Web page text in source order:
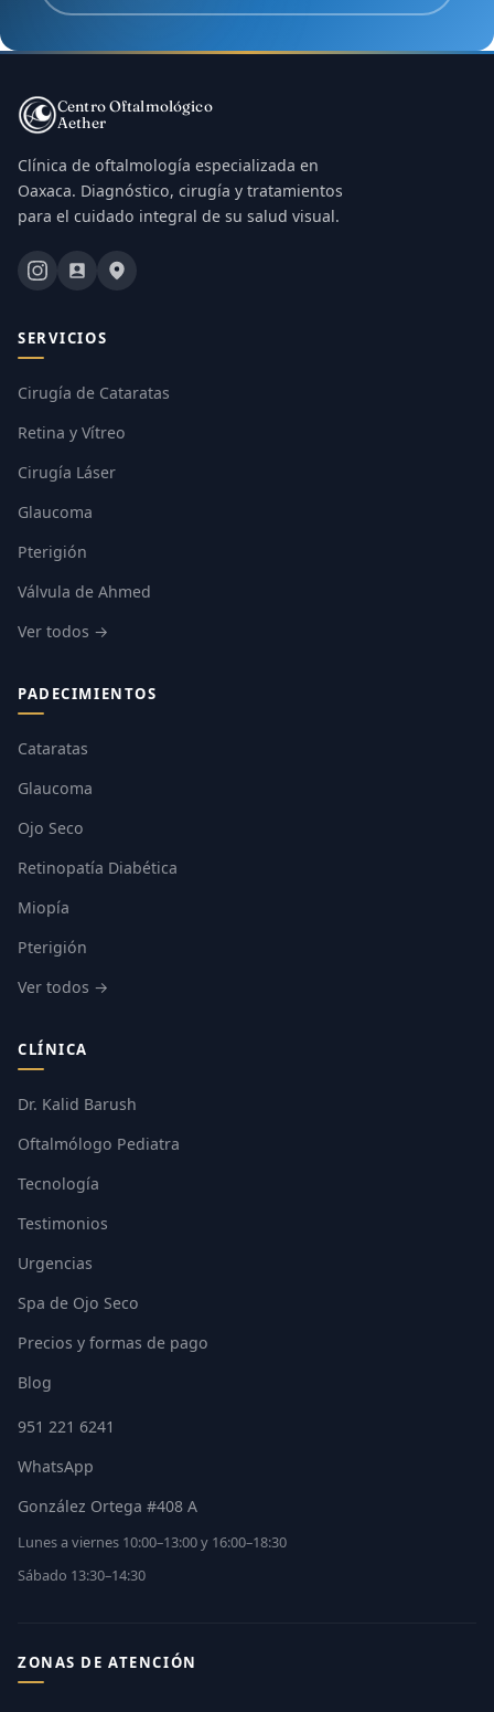
Centro Oftalmológico
Aether
Clínica de oftalmología especializada en
Oaxaca. Diagnóstico, cirugía y tratamientos
para el cuidado integral de su salud visual.
SERVICIOS
Cirugía de Cataratas
Retina y Vítreo
Cirugía Láser
Glaucoma
Pterigión
Válvula de Ahmed
Ver todos →
PADECIMIENTOS
Cataratas
Glaucoma
Ojo Seco
Retinopatía Diabética
Miopía
Pterigión
Ver todos →
CLÍNICA
Dr. Kalid Barush
Oftalmólogo Pediatra
Tecnología
Testimonios
Urgencias
Spa de Ojo Seco
Precios y formas de pago
Blog
951 221 6241
WhatsApp
González Ortega #408 A
Lunes a viernes 10:00–13:00 y 16:00–18:30
Sábado 13:30–14:30
ZONAS DE ATENCIÓN